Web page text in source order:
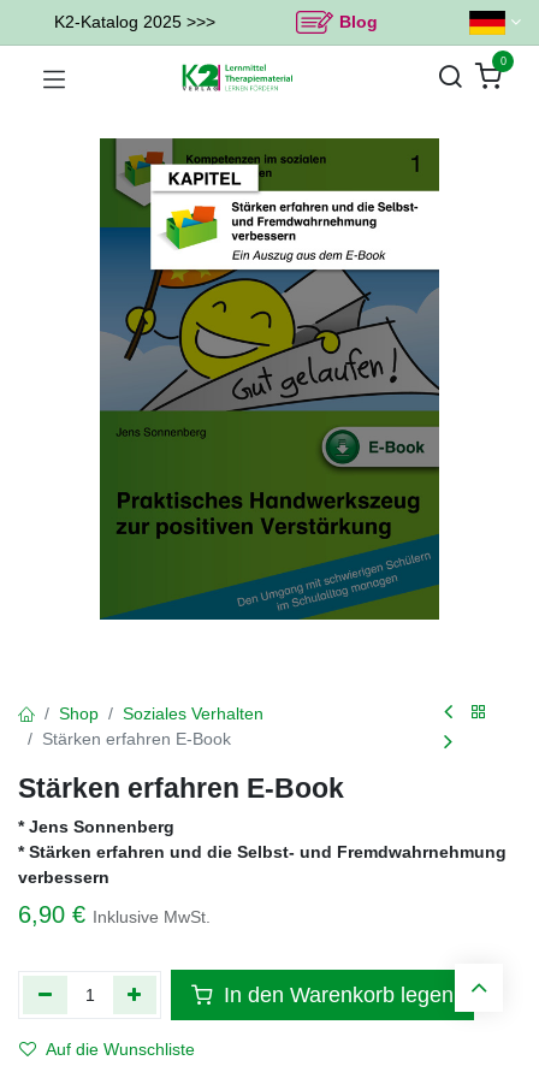
K2-Katalog 2025 >>> Blog
0
Shop
Soziales Verhalten
Stärken erfahren E-Book
Stärken erfahren E-Book
* Jens Sonnenberg
* Stärken erfahren und die Selbst- und Fremdwahrnehmung
verbessern
6,90 € Inklusive MwSt.
In den Warenkorb legen
Auf die Wunschliste